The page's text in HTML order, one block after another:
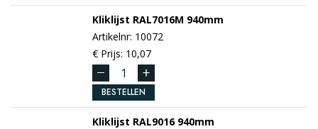
Kliklijst RAL7016M 940mm
Artikelnr: 10072
€ Prijs: 10,07
BESTELLEN
Kliklijst RAL9016940mm